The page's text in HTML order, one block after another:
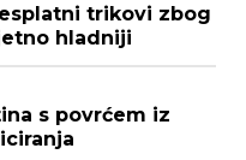
trikovi zbog
hladniji
s povrćem iz